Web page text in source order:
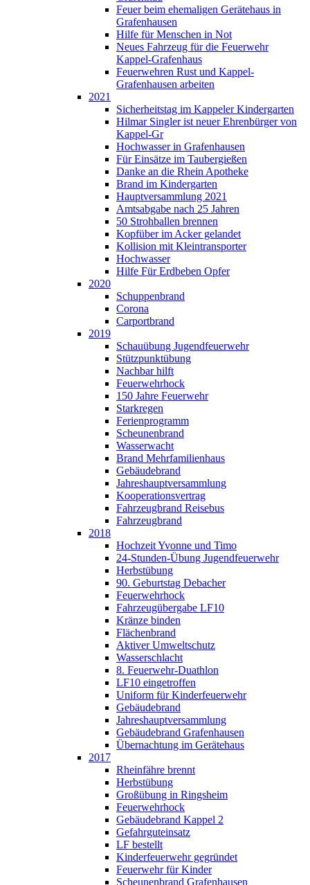
Feuer beim ehemaligen Gerätehaus in
Grafenhausen
Hilfe für Menschen in Not
Neues Fahrzeug für die Feuerwehr
Kappel-Grafenhaus
Feuerwehren Rust und Kappel-
Grafenhausen arbeiten
2021
Sicherheitstag im Kappeler Kindergarten
Hilmar Singler ist neuer Ehrenbürger von
Kappel-Gr
Hochwasser in Grafenhausen
Für Einsätze im Taubergießen
Danke an die Rhein Apotheke
Brand im Kindergarten
Hauptversammlung 2021
Amtsabgabe nach 25 Jahren
50 Strohballen brennen
Kopfüber im Acker gelandet
Kollision mit Kleintransporter
Hochwasser
Hilfe Für Erdbeben Opfer
2020
Schuppenbrand
Corona
Carportbrand
2019
Schauübung Jugendfeuerwehr
Stützpunktübung
Nachbar hilft
Feuerwehrhock
150 Jahre Feuerwehr
Starkregen
Ferienprogramm
Scheunenbrand
Wasserwacht
Brand Mehrfamilienhaus
Gebäudebrand
Jahreshauptversammlung
Kooperationsvertrag
Fahrzeugbrand Reisebus
Fahrzeugbrand
2018
Hochzeit Yvonne und Timo
24-Stunden-Übung Jugendfeuerwehr
Herbstübung
90. Geburtstag Debacher
Feuerwehrhock
Fahrzeugübergabe LF10
Kränze binden
Flächenbrand
Aktiver Umweltschutz
Wasserschlacht
8. Feuerwehr-Duathlon
LF10 eingetroffen
Uniform für Kinderfeuerwehr
Gebäudebrand
Jahreshauptversammlung
Gebäudebrand Grafenhausen
Übernachtung im Gerätehaus
2017
Rheinfähre brennt
Herbstübung
Großübung in Ringsheim
Feuerwehrhock
Gebäudebrand Kappel 2
Gefahrguteinsatz
LF bestellt
Kinderfeuerwehr gegründet
Feuerwehr für Kinder
Scheunenbrand Grafenhausen